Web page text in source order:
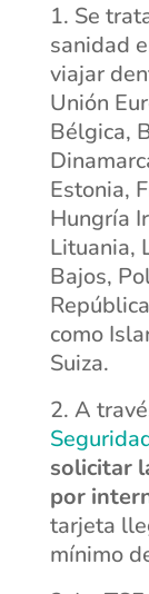
Se
sanidad
viajar
Unión
Bélgica,
Estonia,
Hungría
Lituania,
Bajos,
como
Suiza.
A
solicitar
por
tarjeta
mínimo